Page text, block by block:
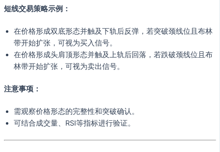
短线交易策略示例：
在价格形成双底形态并触及下轨后反弹，若突破颈线位且布林
带开始扩张，可视为买入信号。
在价格形成头肩顶形态并触及上轨后回落，若跌破颈线位且布
林带开始扩张，可视为卖出信号。
注意事项：
需观察价格形态的完整性和突破确认。
可结合成交量、RSI等指标进行验证。